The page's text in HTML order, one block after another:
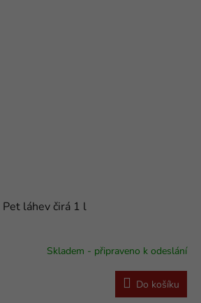
Pet láhev čirá 1 l
Skladem - připraveno k odeslání
Do košíku